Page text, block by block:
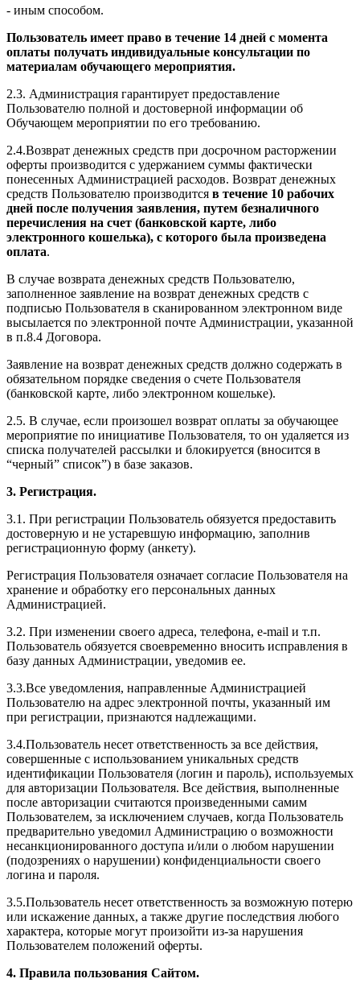
- иным способом.
Пользователь имеет право в течение 14 дней с момента
оплаты получать индивидуальные консультации по
материалам обучающего мероприятия.
2.3. Администрация гарантирует предоставление
Пользователю полной и достоверной информации об
Обучающем мероприятии по его требованию.
2.4.Возврат денежных средств при досрочном расторжении
оферты производится с удержанием суммы фактически
понесенных Администрацией расходов. Возврат денежных
средств Пользователю производится в течение 10 рабочих
дней после получения заявления, путем безналичного
перечисления на счет (банковской карте, либо
электронного кошелька), с которого была произведена
оплата.
В случае возврата денежных средств Пользователю,
заполненное заявление на возврат денежных средств с
подписью Пользователя в сканированном электронном виде
высылается по электронной почте Администрации, указанной
в п.8.4 Договора.
Заявление на возврат денежных средств должно содержать в
обязательном порядке сведения о счете Пользователя
(банковской карте, либо электронном кошельке).
2.5. В случае, если произошел возврат оплаты за обучающее
мероприятие по инициативе Пользователя, то он удаляется из
списка получателей рассылки и блокируется (вносится в
“черный” список”) в базе заказов.
3. Регистрация.
3.1. При регистрации Пользователь обязуется предоставить
достоверную и не устаревшую информацию, заполнив
регистрационную форму (анкету).
Регистрация Пользователя означает согласие Пользователя на
хранение и обработку его персональных данных
Администрацией.
3.2. При изменении своего адреса, телефона, e-mail и т.п.
Пользователь обязуется своевременно вносить исправления в
базу данных Администрации, уведомив ее.
3.3.Все уведомления, направленные Администрацией
Пользователю на адрес электронной почты, указанный им
при регистрации, признаются надлежащими.
3.4.Пользователь несет ответственность за все действия,
совершенные с использованием уникальных средств
идентификации Пользователя (логин и пароль), используемых
для авторизации Пользователя. Все действия, выполненные
после авторизации считаются произведенными самим
Пользователем, за исключением случаев, когда Пользователь
предварительно уведомил Администрацию о возможности
несанкционированного доступа и/или о любом нарушении
(подозрениях о нарушении) конфиденциальности своего
логина и пароля.
3.5.Пользователь несет ответственность за возможную потерю
или искажение данных, а также другие последствия любого
характера, которые могут произойти из-за нарушения
Пользователем положений оферты.
4. Правила пользования Сайтом.